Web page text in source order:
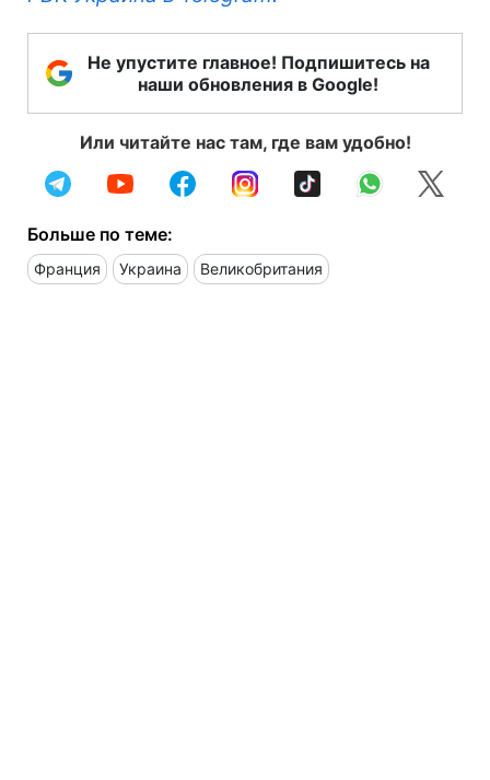
Не упустите главное! Подпишитесь на
наши обновления в Google!
Или читайте нас там, где вам удобно!
Больше по теме:
Франция Украина Великобритания